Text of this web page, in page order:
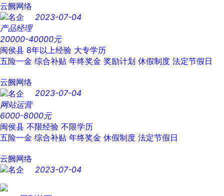
云阙网络
2023-07-04
产品经理
20000-40000元
闽侯县 8年以上经验 大专学历
五险一金 综合补贴 年终奖金 奖励计划 休假制度 法定节假日
云阙网络
2023-07-04
网站运营
6000-8000元
闽侯县 不限经验 不限学历
五险一金 综合补贴 年终奖金 休假制度 法定节假日
云阙网络
2023-07-04